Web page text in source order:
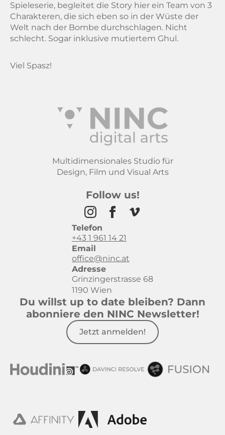
Spieleserie, begleitet die Story hier ein Team von 3
Charakteren, die sich eben so in der Wüste der
Welt nach der Bombe durchschlagen. Nicht
schlecht. Sogar inklusive mutiertem Ghul.
Viel Spasz!
Multidimensionales Studio für
Design, Film und Visual Arts
Follow us!
Telefon
+43 1 961 14 21
Email
office@ninc.at
Adresse
Grinzingerstrasse 68
1190 Wien
Du willst up to date bleiben? Dann
abonniere den NINC Newsletter!
Jetzt anmelden!